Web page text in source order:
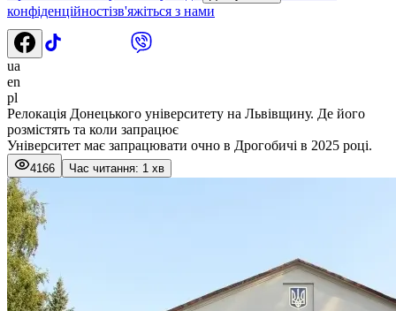
конфіденційностізв'яжіться з нами
ua
en
pl
Релокація Донецького університету на Львівщину. Де його
розмістять та коли запрацює
Університет має запрацювати очно в Дрогобичі в 2025 році.
4166 Час читання: 1 хв